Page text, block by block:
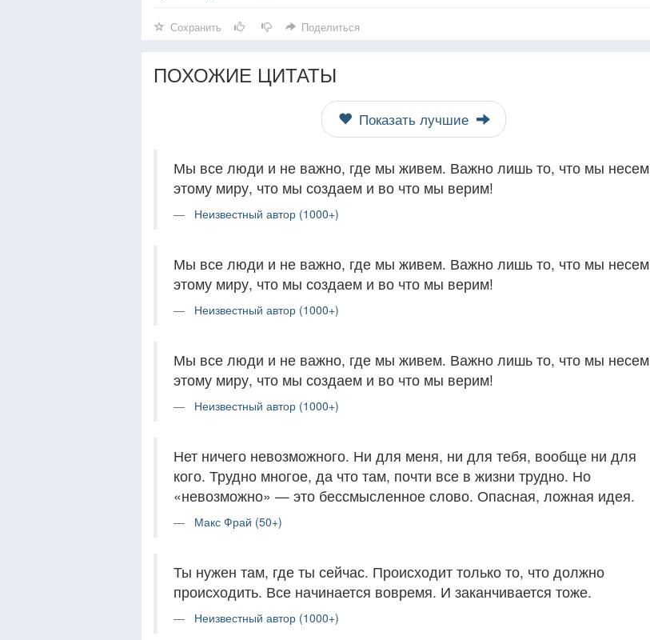
Сохранить Поделиться
ПОХОЖИЕ ЦИТАТЫ
Показать лучшие
Мы все люди и не важно, где мы живем. Важно лишь то, что мы несем
этому миру, что мы создаем и во что мы верим!
Неизвестный автор (1000+)
Мы все люди и не важно, где мы живем. Важно лишь то, что мы несем
этому миру, что мы создаем и во что мы верим!
Неизвестный автор (1000+)
Мы все люди и не важно, где мы живем. Важно лишь то, что мы несем
этому миру, что мы создаем и во что мы верим!
Неизвестный автор (1000+)
Нет ничего невозможного. Ни для меня, ни для тебя, вообще ни для
кого. Трудно многое, да что там, почти все в жизни трудно. Но
«невозможно» — это бессмысленное слово. Опасная, ложная идея.
Макс Фрай (50+)
Ты нужен там, где ты сейчас. Происходит только то, что должно
происходить. Все начинается вовремя. И заканчивается тоже.
Неизвестный автор (1000+)